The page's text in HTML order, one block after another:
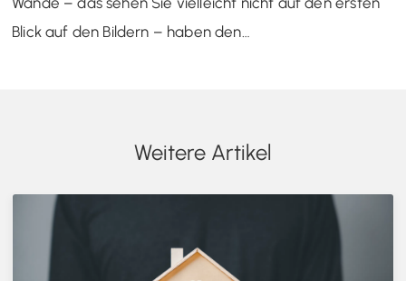
Blick auf den Bildern – haben den…
Weitere Artikel